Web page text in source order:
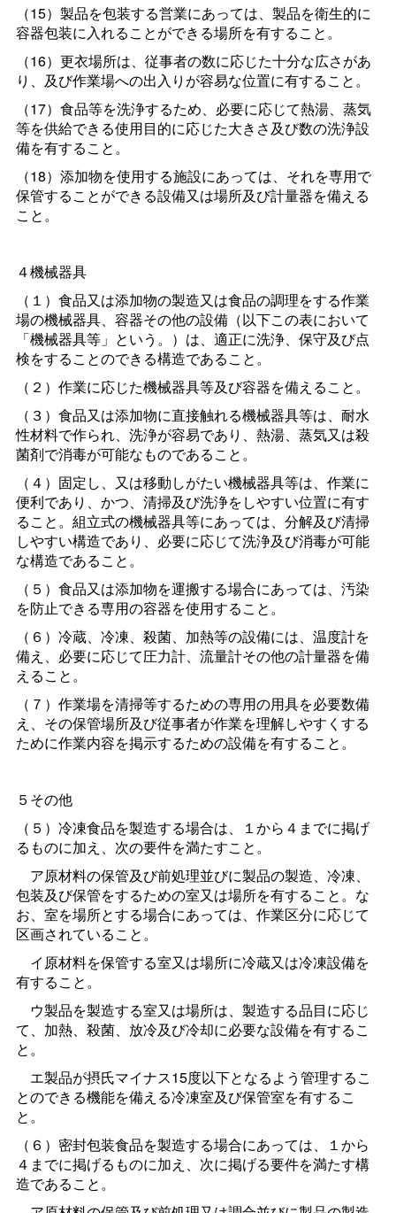
（15）製品を包装する営業にあっては、製品を衛生的に
容器包装に入れることができる場所を有すること。
（16）更衣場所は、従事者の数に応じた十分な広さがあ
り、及び作業場への出入りが容易な位置に有すること。
（17）食品等を洗浄するため、必要に応じて熱湯、蒸気
等を供給できる使用目的に応じた大きさ及び数の洗浄設
備を有すること。
（18）添加物を使用する施設にあっては、それを専用で
保管することができる設備又は場所及び計量器を備える
こと。
４機械器具
（１）食品又は添加物の製造又は食品の調理をする作業
場の機械器具、容器その他の設備（以下この表において
「機械器具等」という。）は、適正に洗浄、保守及び点
検をすることのできる構造であること。
（２）作業に応じた機械器具等及び容器を備えること。
（３）食品又は添加物に直接触れる機械器具等は、耐水
性材料で作られ、洗浄が容易であり、熱湯、蒸気又は殺
菌剤で消毒が可能なものであること。
（４）固定し、又は移動しがたい機械器具等は、作業に
便利であり、かつ、清掃及び洗浄をしやすい位置に有す
ること。組立式の機械器具等にあっては、分解及び清掃
しやすい構造であり、必要に応じて洗浄及び消毒が可能
な構造であること。
（５）食品又は添加物を運搬する場合にあっては、汚染
を防止できる専用の容器を使用すること。
（６）冷蔵、冷凍、殺菌、加熱等の設備には、温度計を
備え、必要に応じて圧力計、流量計その他の計量器を備
えること。
（７）作業場を清掃等するための専用の用具を必要数備
え、その保管場所及び従事者が作業を理解しやすくする
ために作業内容を掲示するための設備を有すること。
５その他
（５）冷凍食品を製造する場合は、１から４までに掲げ
るものに加え、次の要件を満たすこと。
ア原材料の保管及び前処理並びに製品の製造、冷凍、
包装及び保管をするための室又は場所を有すること。な
お、室を場所とする場合にあっては、作業区分に応じて
区画されていること。
イ原材料を保管する室又は場所に冷蔵又は冷凍設備を
有すること。
ウ製品を製造する室又は場所は、製造する品目に応じ
て、加熱、殺菌、放冷及び冷却に必要な設備を有するこ
と。
エ製品が摂氏マイナス15度以下となるよう管理するこ
とのできる機能を備える冷凍室及び保管室を有するこ
と。
（６）密封包装食品を製造する場合にあっては、１から
４までに掲げるものに加え、次に掲げる要件を満たす構
造であること。